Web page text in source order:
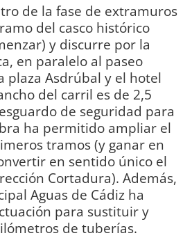
de la fase de extramuros
del casco histórico
y discurre por la
en paralelo al paseo
plaza Asdrúbal y el hotel
del carril es de 2,5
de seguridad para
ha permitido ampliar el
tramos (y ganar en
en sentido único el
Cortadura). Además,
Aguas de Cádiz ha
para sustituir y
de tuberías.